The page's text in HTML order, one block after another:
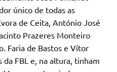
único de todas as
de Ceita, António José
Prazeres Monteiro
Faria de Bastos e Vítor
da FBL e, na altura, tinham